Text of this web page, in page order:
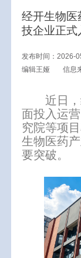
经开生物医
技企业正式
发布时间：2026-
编辑王娅
信息
近日
面投入运
究院等项
生物医药
要突破。